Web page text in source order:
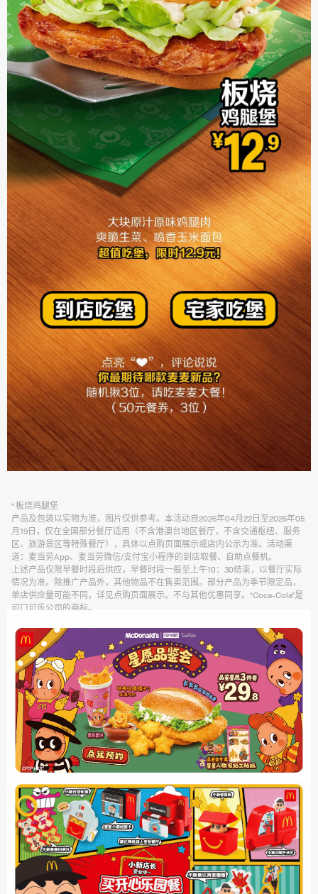
* 板烧鸡腿堡
产品及包装以实物为准，图片仅供参考。本活动自2026年04月22日至2026年05
月19日，仅在全国部分餐厅适用（不含港澳台地区餐厅，不含交通枢纽、服务
区、旅游景区等特殊餐厅），具体以点购页面展示或店内公示为准。活动渠
道：麦当劳App、麦当劳微信/支付宝小程序的到店取餐、自助点餐机。
上述产品仅限早餐时段后供应，早餐时段一般至上午10：30结束，以餐厅实际
情况为准。除推广产品外，其他物品不在售卖范围。部分产品为季节限定品，
单店供应量可能不同，详见点购页面展示。不与其他优惠同享。“Coca-Cola”是
可口可乐公司的商标。
*麦麦炸鸡自由节&炸鸡桶5件自由拼
麦麦炸鸡自由节指5月6日至5月19日期间，从指定的小食中任选1份为9.9元，指
定小食为：锦州蜜烤风味肉骨鸡架*3，椒盐香骨鸡*3，麦麦脆汁鸡（带骨里脊或
琵琶腿）*1 ，红油添香风味小酥肉一份，麦麦脆汁鸡（薄皮）*1，薯条（大）
*1，麦乐鸡*5。
炸鸡桶5件自由拼指5月6日至5月19日期间，从指定小食中任选5件为39.9元，不
可重复选，指定小食为：锦州蜜烤风味肉骨鸡架*3，椒盐香骨鸡*3，麦麦脆汁鸡
（带骨里脊或琵琶腿）*1 ，红油添香风味小酥肉*1，麦麦脆汁鸡（薄皮）*1，薯
条（中）*1，麦乐鸡*5，酥酥多笋卷*1，麦辣鸡翅*2块。上述产品仅限早餐时段
后供应，早餐时段至上午10：30结束，以餐厅实际情况为准。部分产品为季节
限定品，单店供应量可能不同，详见点购页面展示。除推广产品外，其他物品
不在售卖范围。不与其他优惠同享。“Coca-Cola”是可口可乐公司的商标。温馨
提示：麦麦脆汁鸡中可能含有骨头，品尝时请您留意。麦麦脆汁鸡含有蚕豆粉
等调味料。
*社群新入群好礼福利仅适用于未加入过麦当劳社群的新用户。